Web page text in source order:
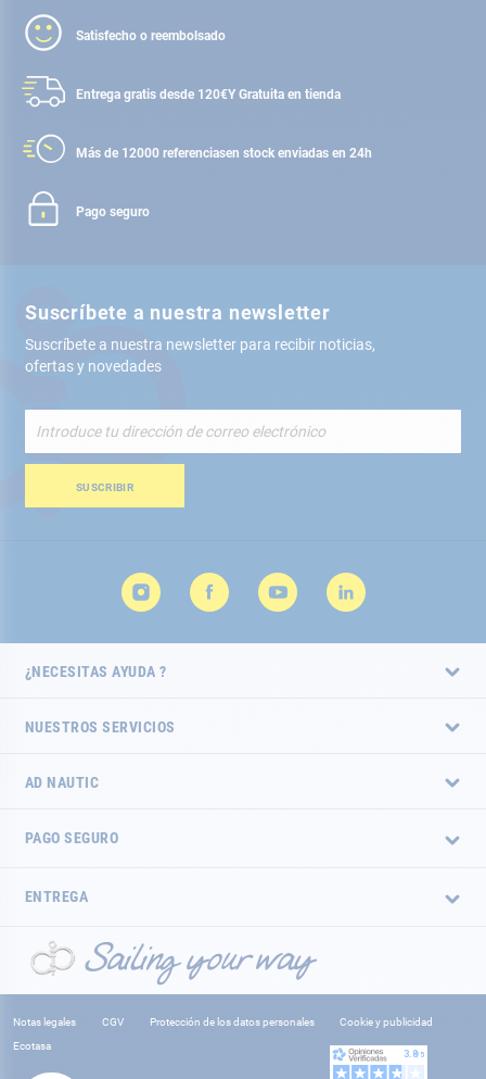
Satisfecho o reembolsado
Entrega gratis desde 120€Y Gratuita en tienda
Más de 12000 referenciasen stock enviadas en 24h
Pago seguro
Suscríbete a nuestra newsletter
Suscríbete a nuestra newsletter para recibir noticias,
ofertas y novedades
nuestro
de
SUSCRIBIR
¿NECESITAS AYUDA ?
NUESTROS SERVICIOS
AD NAUTIC
PAGO SEGURO
ENTREGA
Notas legales CGV Protección de los datos personales
Cookie y publicidad
Ecotasa